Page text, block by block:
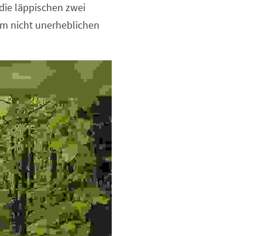
läppischen zwei
nicht unerheblichen